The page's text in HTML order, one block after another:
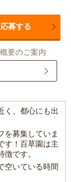
募する
要のご案内
く、都心にも出
を募集していま
す！百草園は主
です。
空いている時間